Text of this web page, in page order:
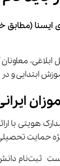
ایسنا (مطابق
حمایت